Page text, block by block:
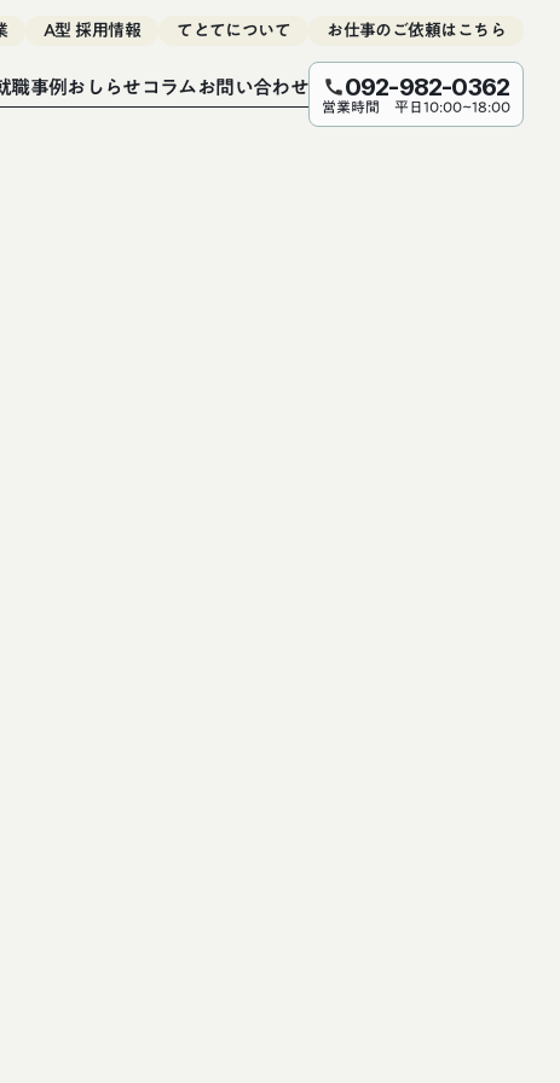
A型 採用情報 てとてについて お仕事のご依頼はこちら
職事例おしらせコラムお問い合わせ call092-982-0362
営業時間 平日10:00~18:00